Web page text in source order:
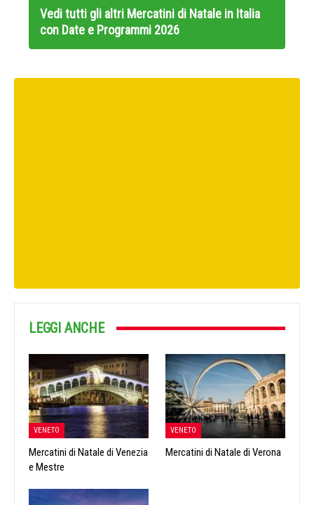
Vedi tutti gli altri Mercatini di Natale in Italia
con Date e Programmi 2026
LEGGI ANCHE
VENETO
Mercatini di Natale di Venezia
e Mestre
VENETO
Mercatini di Natale di Verona